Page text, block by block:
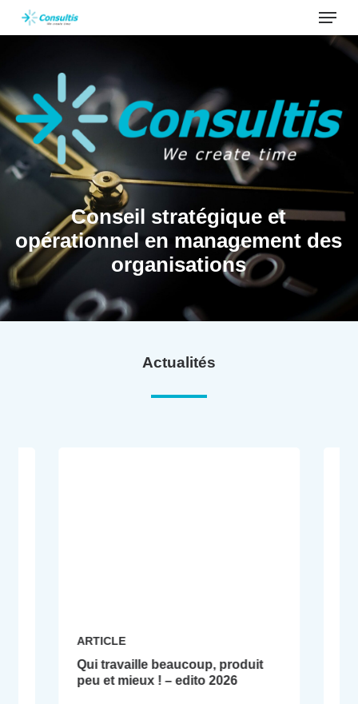
Skip
to
content
Menu
Conseil stratégique et
opérationnel en management des
organisations
Actualités
ARTICLE
Qui travaille beaucoup, produit
peu et mieux ! – edito 2026